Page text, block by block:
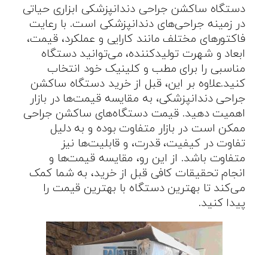
دستگاه ساکشن جراحی دندانپزشکی ابزاری حیاتی
در زمینه جراحی‌های دندانپزشکی است. با رعایت
فاکتورهای مختلف مانند کارایی و عملکرد، قیمت،
ابعاد و شهرت تولیدکننده، می‌توانید دستگاه
مناسبی را برای مطب و کلینیک خود انتخاب
کنید.علاوه بر این، قبل از خرید دستگاه ساکشن
جراحی دندانپزشکی، به مقایسه قیمت‌ها در بازار
اهمیت دهید. قیمت دستگاه‌های ساکشن جراحی
ممکن است در بازار متفاوت بوده و به دلیل
تفاوت در کیفیت، قدرت، و قابلیت‌ها نیز
متفاوت باشد. از این رو، مقایسه قیمت‌ها و
انجام تحقیقات کافی قبل از خرید، به شما کمک
می‌کند تا بهترین دستگاه با بهترین قیمت را
پیدا کنید.